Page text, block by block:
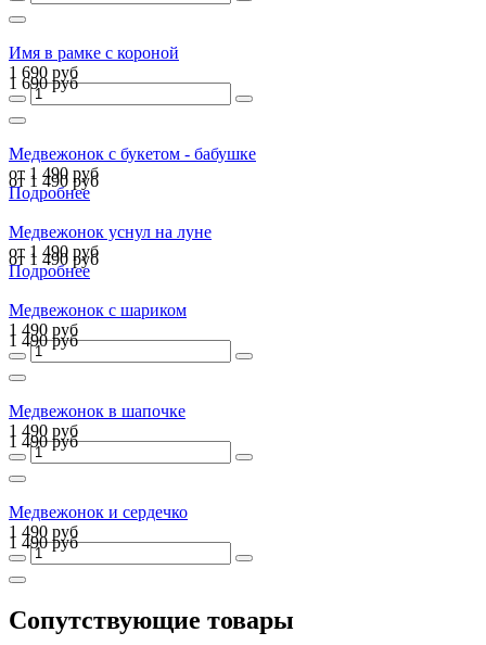
Имя в рамке с короной
1 690 руб
1 690 руб
Медвежонок с букетом - бабушке
от 1 490 руб
от 1 490 руб
Подробнее
Медвежонок уснул на луне
от 1 490 руб
от 1 490 руб
Подробнее
Медвежонок с шариком
1 490 руб
1 490 руб
Медвежонок в шапочке
1 490 руб
1 490 руб
Медвежонок и сердечко
1 490 руб
1 490 руб
Сопутствующие товары